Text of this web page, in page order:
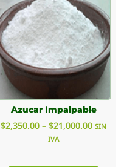
Azucar Impalpable
$2,350.00 – $21,000.00 SIN
IVA